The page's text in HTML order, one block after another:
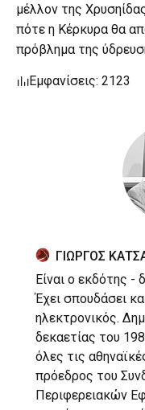
μέλλον της
πότε η Κέρκυρα θα
πρόβλημα της
Εμφανίσεις: 2123
ΓΙΩΡΓΟΣ
Είναι ο εκδότης -
Έχει σπουδάσει
ηλεκτρονικός.
δεκαετίας του
όλες τις
πρόεδρος του
Περιφερειακών